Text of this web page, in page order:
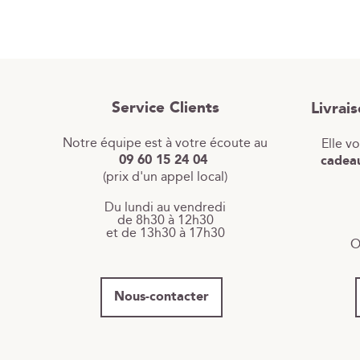
Service Clients
Notre équipe est à votre écoute au
09 60 15 24 04
(prix d'un appel local)
Du lundi au vendredi
de 8h30 à 12h30
et de 13h30 à 17h30
Nous-contacter
Elle